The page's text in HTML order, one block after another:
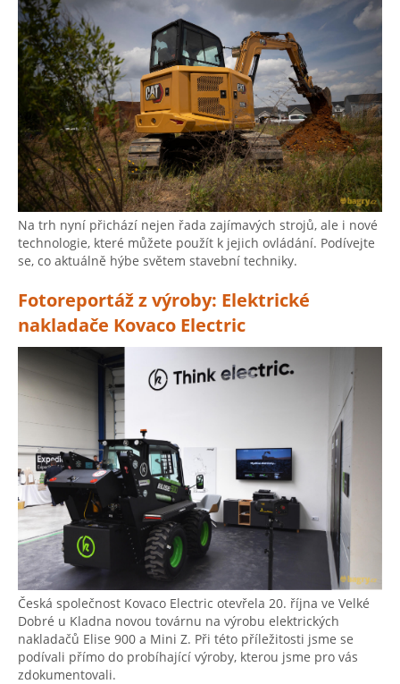
Na trh nyní přichází nejen řada zajímavých strojů, ale i nové
technologie, které můžete použít k jejich ovládání. Podívejte
se, co aktuálně hýbe světem stavební techniky.
Fotoreportáž z výroby: Elektrické
nakladače Kovaco Electric
Česká společnost Kovaco Electric otevřela 20. října ve Velké
Dobré u Kladna novou továrnu na výrobu elektrických
nakladačů Elise 900 a Mini Z. Při této příležitosti jsme se
podívali přímo do probíhající výroby, kterou jsme pro vás
zdokumentovali.